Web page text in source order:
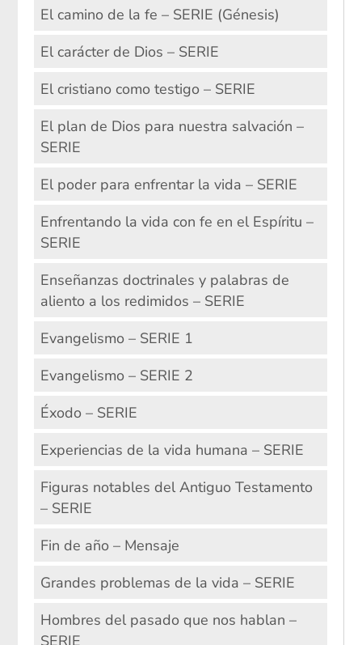
El camino de la fe – SERIE (Génesis)
El carácter de Dios – SERIE
El cristiano como testigo – SERIE
El plan de Dios para nuestra salvación –
SERIE
El poder para enfrentar la vida – SERIE
Enfrentando la vida con fe en el Espíritu –
SERIE
Enseñanzas doctrinales y palabras de
aliento a los redimidos – SERIE
Evangelismo – SERIE 1
Evangelismo – SERIE 2
Éxodo – SERIE
Experiencias de la vida humana – SERIE
Figuras notables del Antiguo Testamento
– SERIE
Fin de año – Mensaje
Grandes problemas de la vida – SERIE
Hombres del pasado que nos hablan –
SERIE